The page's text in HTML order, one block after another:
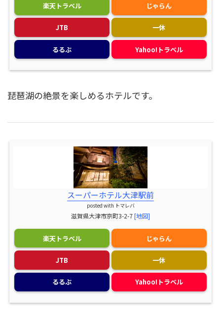
楽天トラベル じゃらん
JTB 一休
るるぶ Yahoo!トラベル
琵琶湖の絶景を楽しめるホテルです。
スーパーホテル大津駅前
posted with トマレバ
滋賀県大津市京町3-2-7[地図]
楽天トラベル じゃらん
JTB 一休
るるぶ Yahoo!トラベル